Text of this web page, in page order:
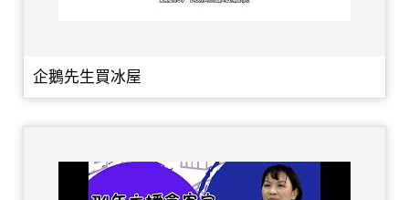
企鵝先生買冰屋